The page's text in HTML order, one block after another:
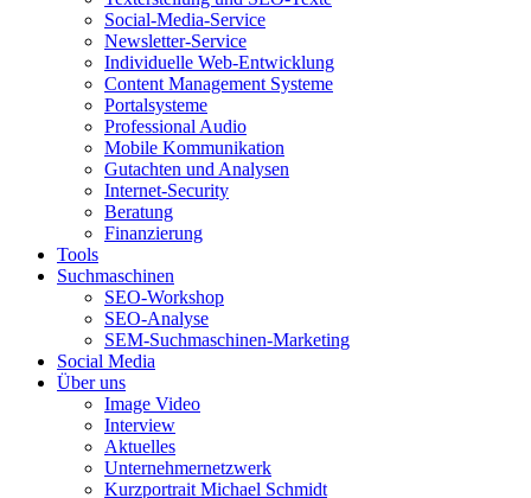
Social-Media-Service
Newsletter-Service
Individuelle Web-Entwicklung
Content Management Systeme
Portalsysteme
Professional Audio
Mobile Kommunikation
Gutachten und Analysen
Internet-Security
Beratung
Finanzierung
Tools
Suchmaschinen
SEO-Workshop
SEO-Analyse
SEM-Suchmaschinen-Marketing
Social Media
Über uns
Image Video
Interview
Aktuelles
Unternehmernetzwerk
Kurzportrait Michael Schmidt